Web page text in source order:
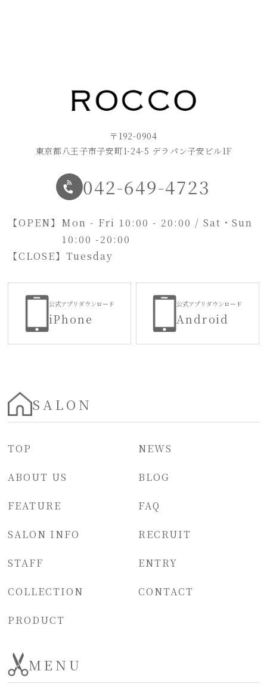
〒192-0904
東京都八王子市子安町1-24-5 デラパン子安ビル1F
042-649-4723
【OPEN】 Mon - Fri 10:00 - 20:00 / Sat・Sun
10:00 -20:00
【CLOSE】Tuesday
公式アプリダウンロード
iPhone
公式アプリダウンロード
Android
SALON
TOP
ABOUT US
FEATURE
SALON INFO
STAFF
COLLECTION
PRODUCT
NEWS
BLOG
FAQ
RECRUIT
ENTRY
CONTACT
MENU